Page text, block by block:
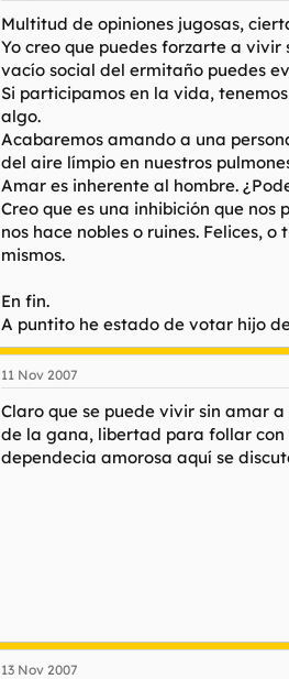
Multitud de opiniones jugosas,
Yo creo que puedes forzarte a vivir
vacío social del ermitaño puedes
Si participamos en la vida,
algo.
Acabaremos amando a una
del aire límpio en nuestros
Amar es inherente al hombre.
Creo que es una inhibición que
nos hace nobles o ruines. Felices,
mismos.
En fin.
A puntito he estado de votar hijo
11 Nov 2007
Claro que se puede vivir sin amar
de la gana, libertad para follar con
dependecia amorosa aquí se
13 Nov 2007